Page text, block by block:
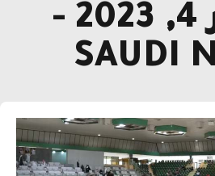
ديسمبر 4, 2023 -
SAUDI